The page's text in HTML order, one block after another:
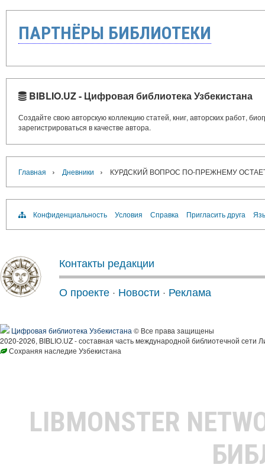
ПАРТНЁРЫ БИБЛИОТЕКИ
BIBLIO.UZ - Цифровая библиотека Узбекистана
Создайте свою авторскую коллекцию статей, книг, авторских работ,
зарегистрироваться в качестве автора.
Главная › Дневники › КУРДСКИЙ ВОПРОС ПО-ПРЕЖНЕМУ
Конфиденциальность Условия Справка Пригласить друга
Контакты редакции
О проекте · Новости · Реклама
Цифровая библиотека Узбекистана © Все права защищены
2020-2026, BIBLIO.UZ - составная часть международной библиотечной сети
Сохраняя наследие Узбекистана
LIBMONSTER